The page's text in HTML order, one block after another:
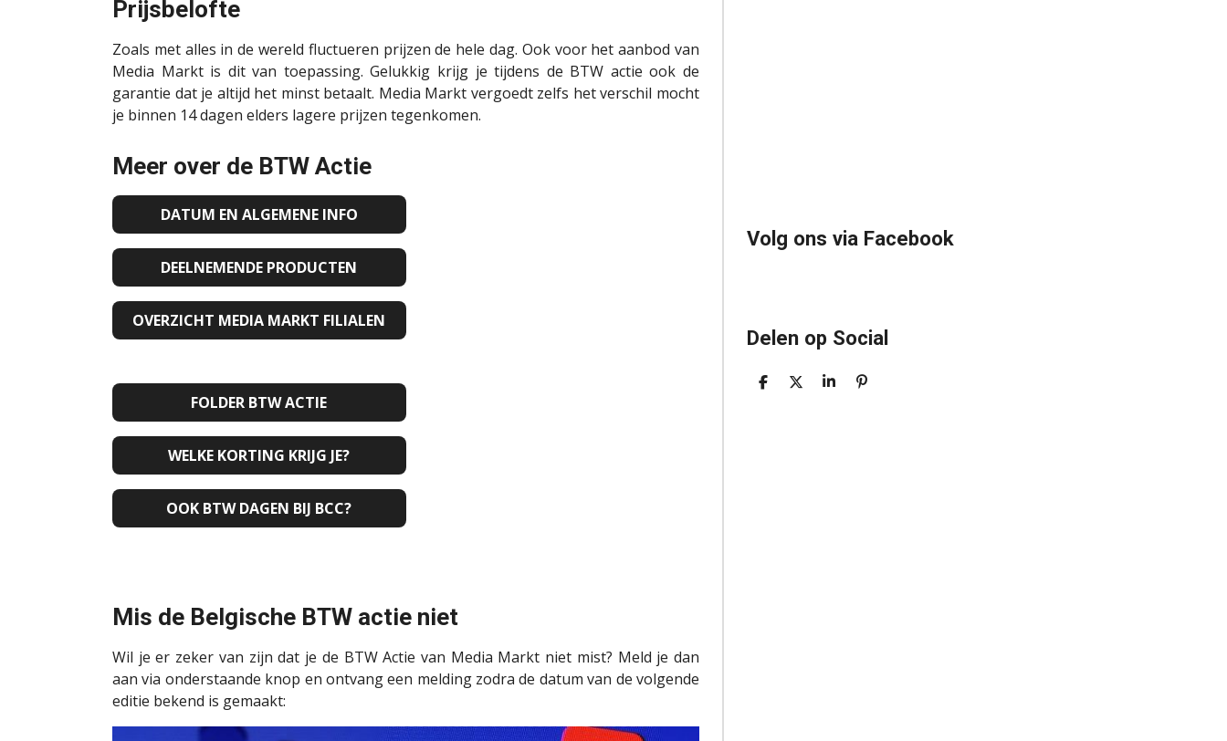
Prijsbelofte
Zoals met alles in de wereld fluctueren prijzen de hele dag. Ook voor het aanbod van
Media Markt is dit van toepassing. Gelukkig krijg je tijdens de BTW actie ook de
garantie dat je altijd het minst betaalt. Media Markt vergoedt zelfs het verschil mocht
je binnen 14 dagen elders lagere prijzen tegenkomen.
Meer over de BTW Actie
DATUM EN ALGEMENE INFO
DEELNEMENDE PRODUCTEN
OVERZICHT MEDIA MARKT FILIALEN
FOLDER BTW ACTIE
WELKE KORTING KRIJG JE?
OOK BTW DAGEN BIJ BCC?
Mis de Belgische BTW actie niet
Wil je er zeker van zijn dat je de BTW Actie van Media Markt niet mist? Meld je dan
aan via onderstaande knop en ontvang een melding zodra de datum van de volgende
editie bekend is gemaakt:
Volg ons via Facebook
Delen op Social
D
D
S
P